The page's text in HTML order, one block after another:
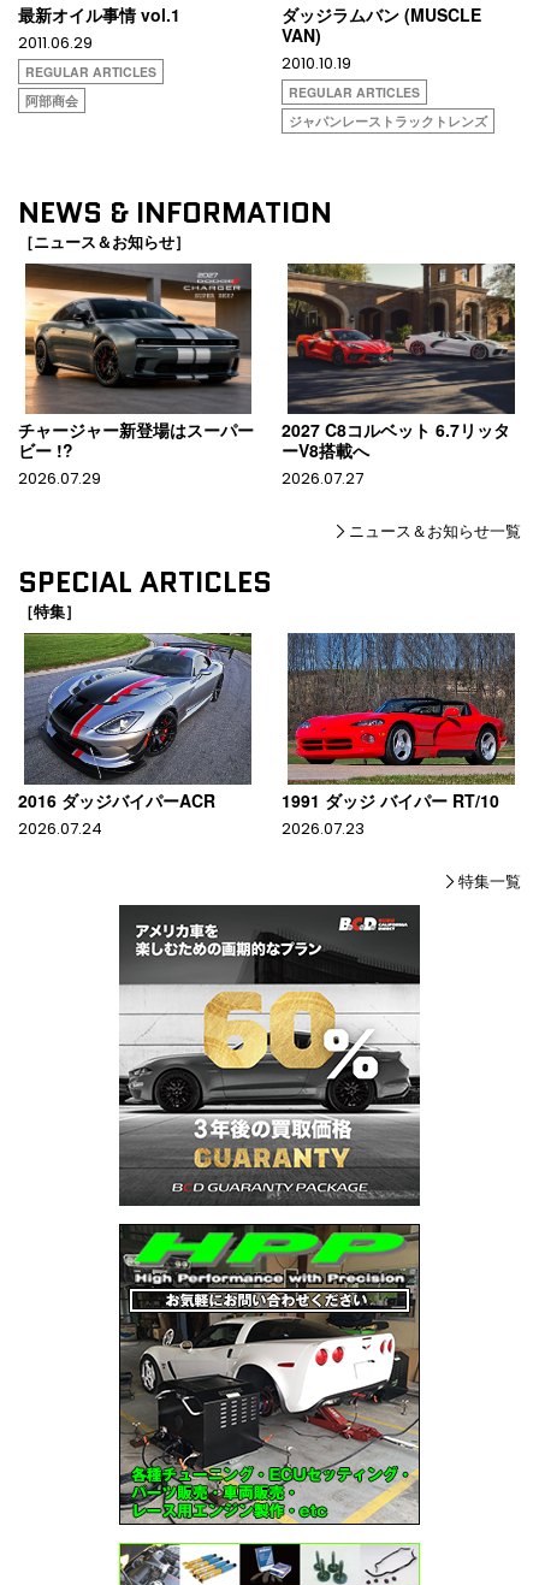
最新オイル事情 vol.1
2011.06.29
REGULAR ARTICLES
阿部商会
ダッジラムバン (MUSCLE
VAN)
2010.10.19
REGULAR ARTICLES
ジャパンレーストラックトレンズ
NEWS & INFORMATION
［ニュース＆お知らせ］
チャージャー新登場はスーパー
ビー !?
2026.07.29
2027 C8コルベット 6.7リッタ
ーV8搭載へ
2026.07.27
ニュース＆お知らせ一覧
SPECIAL ARTICLES
［特集］
2016 ダッジバイパーACR
2026.07.24
1991 ダッジ バイパー RT/10
2026.07.23
特集一覧